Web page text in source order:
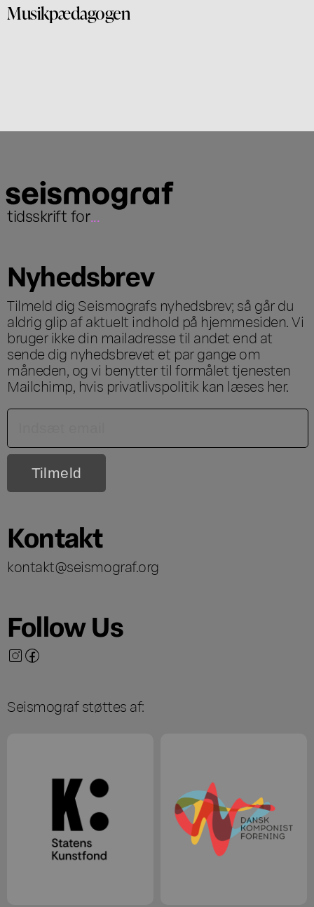
Musikpædagogen
tidsskrift for...
Nyhedsbrev
Tilmeld dig Seismografs nyhedsbrev; så går du
aldrig glip af aktuelt indhold på hjemmesiden. Vi
bruger ikke din mailadresse til andet end at
sende dig nyhedsbrevet et par gange om
måneden, og vi benytter til formålet tjenesten
Mailchimp, hvis privatlivspolitik kan læses her.
Kontakt
kontakt@seismograf.org
Follow Us
Seismograf støttes af: